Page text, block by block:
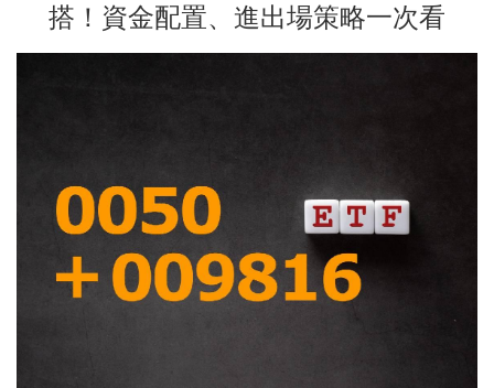
搭！資金配置、進出場策略一次看